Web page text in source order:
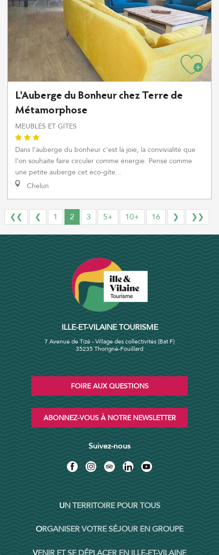
L'Auberge du Bonheur chez Terre de
Métamorphose
MEUBLÉS ET GÎTES
Dans l’auberge du bonheur c’est la joie, la convivialité que
l’on souhaite faire circuler comme énergie. Pensé comme
une petite auberge cet éco-gîte...
Chelun
❮❮ ❮ 1 2 3 5+ 10+ 16 ❯ ❯❯
ILLE-ET-VILAINE TOURISME
7 Avenue de Tizé - Village des collectivités (Bat F)
35235 Thorigné-Fouillard
FOIRE AUX QUESTIONS
ABONNEZ-VOUS À NOTRE NEWSLETTER
Suivez-nous
UN TERRITOIRE POUR TOUS
ORGANISER VOTRE SÉJOUR EN GROUPE